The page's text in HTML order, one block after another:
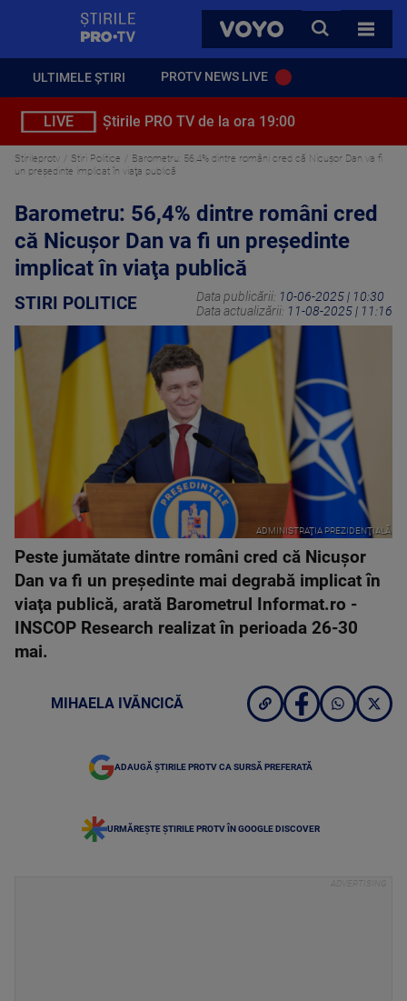
VOYO
CAUTA
TOATE
ULTIMELE ȘTIRI PROTV NEWS LIVE
LIVE Știrile PRO TV de la ora 19:00
Stirileprotv Stiri Politice
Barometru: 56,4% dintre români cred că Nicuşor Dan va fi
un preşedinte implicat în viaţa publică
Barometru: 56,4% dintre români cred
că Nicuşor Dan va fi un preşedinte
implicat în viaţa publică
STIRI POLITICE Data publicării: 10-06-2025 | 10:30
Data actualizării: 11-08-2025 | 11:16
ADMINISTRAŢIA PREZIDENŢIALĂ
Peste jumătate dintre români cred că Nicuşor
Dan va fi un preşedinte mai degrabă implicat în
viaţa publică, arată Barometrul Informat.ro -
INSCOP Research realizat în perioada 26-30
mai.
MIHAELA IVĂNCICĂ
ADAUGĂ ȘTIRILE PROTV CA SURSĂ PREFERATĂ
URMĂREȘTE ȘTIRILE PROTV ÎN GOOGLE DISCOVER